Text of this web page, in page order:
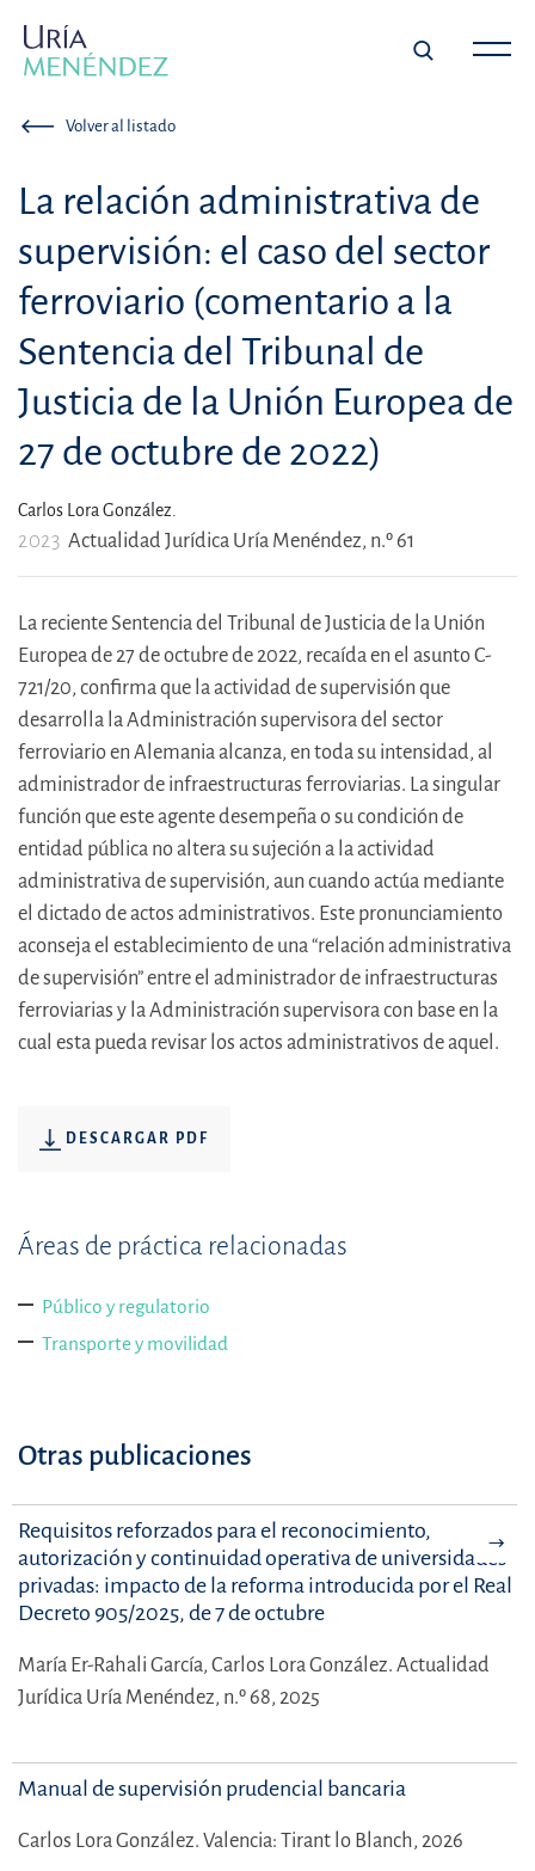
Volver al listado
La relación administrativa de
supervisión: el caso del sector
ferroviario (comentario a la
Sentencia del Tribunal de
Justicia de la Unión Europea de
27 de octubre de 2022)
Carlos Lora González.
2023 Actualidad Jurídica Uría Menéndez, n.º 61
La reciente Sentencia del Tribunal de Justicia de la Unión
Europea de 27 de octubre de 2022, recaída en el asunto C-
721/20, confirma que la actividad de supervisión que
desarrolla la Administración supervisora del sector
ferroviario en Alemania alcanza, en toda su intensidad, al
administrador de infraestructuras ferroviarias. La singular
función que este agente desempeña o su condición de
entidad pública no altera su sujeción a la actividad
administrativa de supervisión, aun cuando actúa mediante
el dictado de actos administrativos. Este pronunciamiento
aconseja el establecimiento de una “relación administrativa
de supervisión” entre el administrador de infraestructuras
ferroviarias y la Administración supervisora con base en la
cual esta pueda revisar los actos administrativos de aquel.
DESCARGAR PDF
Áreas de práctica relacionadas
Público y regulatorio
Transporte y movilidad
Otras publicaciones
Requisitos reforzados para el reconocimiento,
autorización y continuidad operativa de universidades
privadas: impacto de la reforma introducida por el Real
Decreto 905/2025, de 7 de octubre
María Er-Rahali García, Carlos Lora González. Actualidad
Jurídica Uría Menéndez, n.º 68, 2025
Manual de supervisión prudencial bancaria
Carlos Lora González. Valencia: Tirant lo Blanch, 2026